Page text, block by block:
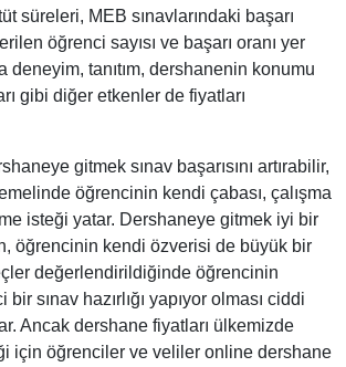
süreleri, MEB sınavlarındaki başarı
öğrenci sayısı ve başarı oranı yer
deneyim, tanıtım, dershanenin konumu
gibi diğer etkenler de fiyatları
gitmek sınav başarısını artırabilir,
öğrencinin kendi çabası, çalışma
isteği yatar. Dershaneye gitmek iyi bir
öğrencinin kendi özverisi de büyük bir
değerlendirildiğinde öğrencinin
sınav hazırlığı yapıyor olması ciddi
Ancak dershane fiyatları ülkemizde
için öğrenciler ve veliler online dershane